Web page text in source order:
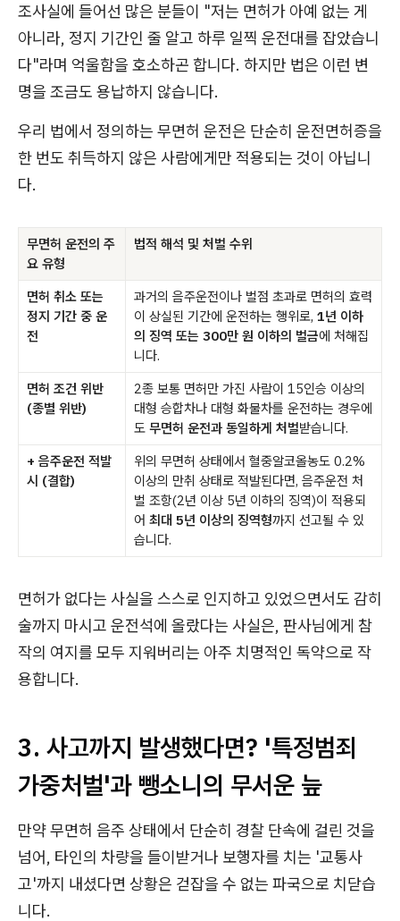
조사실에 들어선 많은 분들이 "저는 면허가 아예 없는 게
아니라, 정지 기간인 줄 알고 하루 일찍 운전대를 잡았습니
다"라며 억울함을 호소하곤 합니다. 하지만 법은 이런 변
명을 조금도 용납하지 않습니다.
우리 법에서 정의하는 무면허 운전은 단순히 운전면허증을
한 번도 취득하지 않은 사람에게만 적용되는 것이 아닙니
다.
무면허 운전의 주
요 유형
법적 해석 및 처벌 수위
면허 취소 또는
정지 기간 중 운
전
과거의 음주운전이나 벌점 초과로 면허의 효력
이 상실된 기간에 운전하는 행위로, 1년 이하
의 징역 또는 300만 원 이하의 벌금에 처해집
니다.
면허 조건 위반
(종별 위반)
2종 보통 면허만 가진 사람이 15인승 이상의
대형 승합차나 대형 화물차를 운전하는 경우에
도 무면허 운전과 동일하게 처벌받습니다.
+ 음주운전 적발
시 (결합)
위의 무면허 상태에서 혈중알코올농도 0.2%
이상의 만취 상태로 적발된다면, 음주운전 처
벌 조항(2년 이상 5년 이하의 징역)이 적용되
어 최대 5년 이상의 징역형까지 선고될 수 있
습니다.
면허가 없다는 사실을 스스로 인지하고 있었으면서도 감히
술까지 마시고 운전석에 올랐다는 사실은, 판사님에게 참
작의 여지를 모두 지워버리는 아주 치명적인 독약으로 작
용합니다.
3. 사고까지 발생했다면? '특정범죄
가중처벌'과 뺑소니의 무서운 늪
만약 무면허 음주 상태에서 단순히 경찰 단속에 걸린 것을
넘어, 타인의 차량을 들이받거나 보행자를 치는 '교통사
고'까지 내셨다면 상황은 걷잡을 수 없는 파국으로 치닫습
니다.